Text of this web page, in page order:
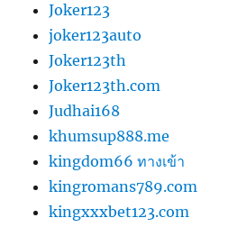
Joker123
joker123auto
Joker123th
Joker123th.com
Judhai168
khumsup888.me
kingdom66 ทางเข้า
kingromans789.com
kingxxxbet123.com